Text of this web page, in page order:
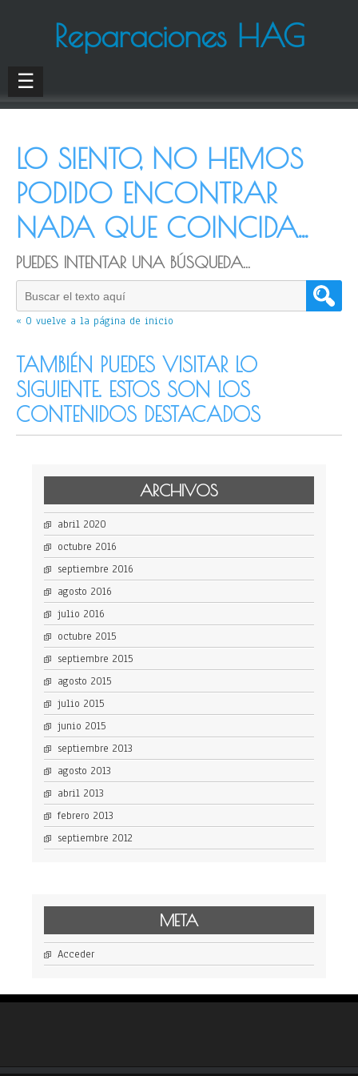
Reparaciones HAG
☰
LO SIENTO, NO HEMOS
PODIDO ENCONTRAR
NADA QUE COINCIDA...
PUEDES INTENTAR UNA BÚSQUEDA...
« O vuelve a la página de inicio
TAMBIÉN PUEDES VISITAR LO
SIGUIENTE. ESTOS SON LOS
CONTENIDOS DESTACADOS
ARCHIVOS
abril 2020
octubre 2016
septiembre 2016
agosto 2016
julio 2016
octubre 2015
septiembre 2015
agosto 2015
julio 2015
junio 2015
septiembre 2013
agosto 2013
abril 2013
febrero 2013
septiembre 2012
META
Acceder